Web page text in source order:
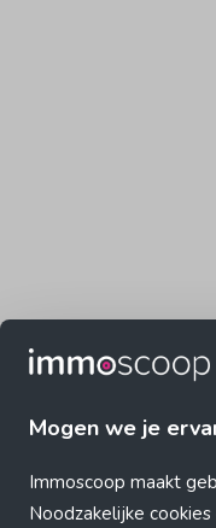
Mogen we je
Immoscoop maakt
Noodzakelijke